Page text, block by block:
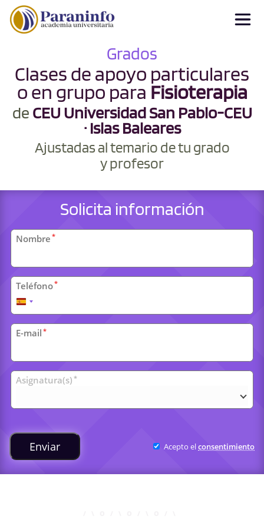
Grados
Clases de apoyo particulares
o en grupo para Fisioterapia
de CEU Universidad San Pablo-CEU
· Islas Baleares
Ajustadas al temario de tu grado
y profesor
Solicita información
Datos
personales
Nombre *
Teléfono*
España
+34
E-mail *
Clases
universitarias
Asignatura(s) *
Enviar Acepto elconsentimiento